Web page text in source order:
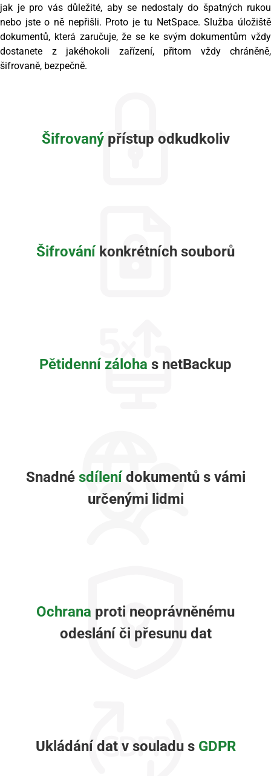
jak je pro vás důležité, aby se nedostaly do špatných rukou
nebo jste o ně nepřišli. Proto je tu NetSpace. Služba úložiště
dokumentů, která zaručuje, že se ke svým dokumentům vždy
dostanete z jakéhokoli zařízení, přitom vždy chráněně,
šifrovaně, bezpečně.
Šifrovanýpřístup odkudkoliv
Šifrování konkrétních souborů
Pětidenní záloha s netBackup
Snadné sdílenídokumentů s vámi
určenými lidmi
Ochrana proti neoprávněnému
odeslání či přesunu dat
Ukládání dat v souladu s GDPR